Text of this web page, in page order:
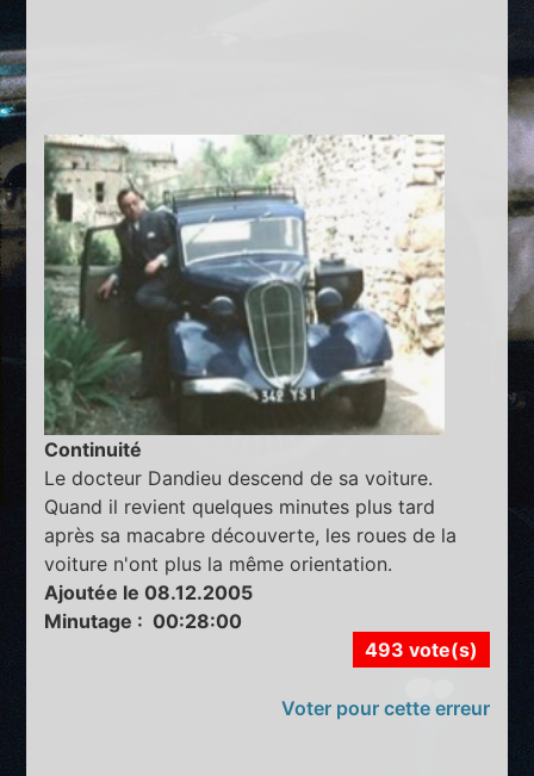
Continuité
Le docteur Dandieu descend de sa voiture.
Quand il revient quelques minutes plus tard
après sa macabre découverte, les roues de la
voiture n'ont plus la même orientation.
Ajoutée le 08.12.2005
Minutage : 00:28:00
493 vote(s)
Voter pour cette erreur